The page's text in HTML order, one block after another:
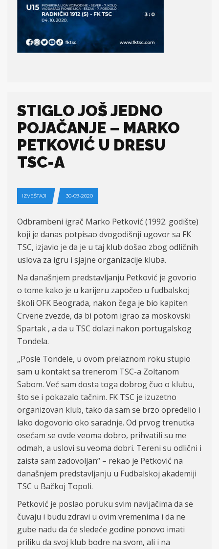
STIGLO JOŠ JEDNO
POJAČANJE – MARKO
PETKOVIĆ U DRESU
TSC-A
IZVEŠTAJI 30-09-2020
Odbrambeni igrač Marko Petković (1992. godište)
koji je danas potpisao dvogodišnji ugovor sa FK
TSC, izjavio je da je u taj klub došao zbog odličnih
uslova za igru i sjajne organizacije kluba.
Na današnjem predstavljanju Petković je govorio
o tome kako je u karijeru započeo u fudbalskoj
školi OFK Beograda, nakon čega je bio kapiten
Crvene zvezde, da bi potom igrao za moskovski
Spartak , a da u TSC dolazi nakon portugalskog
Tondela.
„Posle Tondele, u ovom prelaznom roku stupio
sam u kontakt sa trenerom TSC-a Zoltanom
Sabom. Već sam dosta toga dobrog čuo o klubu,
što se i pokazalo tačnim. FK TSC je izuzetno
organizovan klub, tako da sam se brzo opredelio i
lako dogovorio oko saradnje. Od prvog trenutka
osećam se ovde veoma dobro, prihvatili su me
odmah, a uslovi su veoma dobri. Tereni su odlični i
zaista sam zadovoljan“ – rekao je Petković na
današnjem predstavljanju u Fudbalskoj akademiji
TSC u Bačkoj Topoli.
Petković je poslao poruku svim navijačima da se
čuvaju i budu zdravi u ovim vremenima i da ne
gube nadu da će sledeće godine ponovo imati
priliku da svoj klub bodre na svom, ali i na